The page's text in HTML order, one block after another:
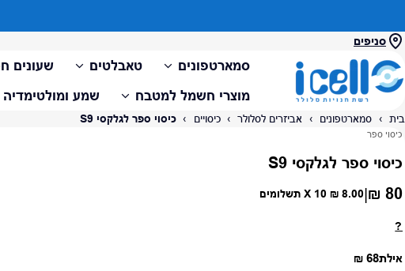
סניפים
סמארטפונים טאבלטים שעונים
מוצרי חשמל למטבח
שמע ומולטימדיה
בית › סמארטפונים › אביזרים לסלולר › כיסויים › כיסוי ספר לגלקסי S9
ספק:
כיסוי ספר
כיסוי ספר לגלקסי S9
מחיר רגיל
80 ₪
|
8.00 ₪ X 10 תשלומים
?
אילתמחיר רגיל
68 ₪